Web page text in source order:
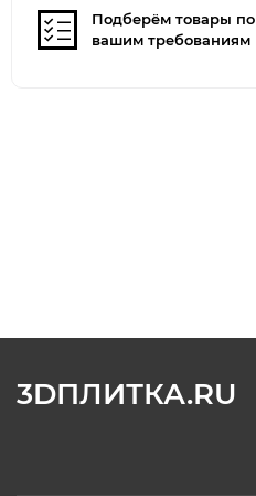
Подберём товары по
вашим требованиям
3DПЛИТКА.RU